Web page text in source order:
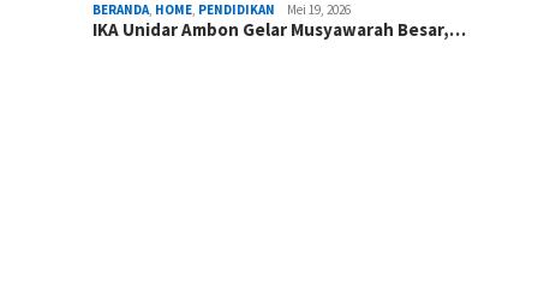
BERANDA, HOME, PENDIDIKAN Mei 19, 2026
IKA Unidar Ambon Gelar Musyawarah Besar,…